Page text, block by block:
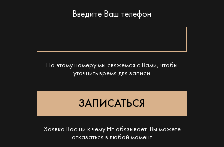
Введите Ваш телефон
По этому номеру мы свяжемся с Вами, чтобы
уточнить время для записи
Заявка Вас ни к чему НЕ обязывает. Вы можете
отказаться в любой момент